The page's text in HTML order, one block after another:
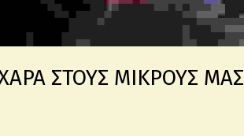
ΣΤΟΥΣ ΜΙΚΡΟΥΣ ΜΑΣ